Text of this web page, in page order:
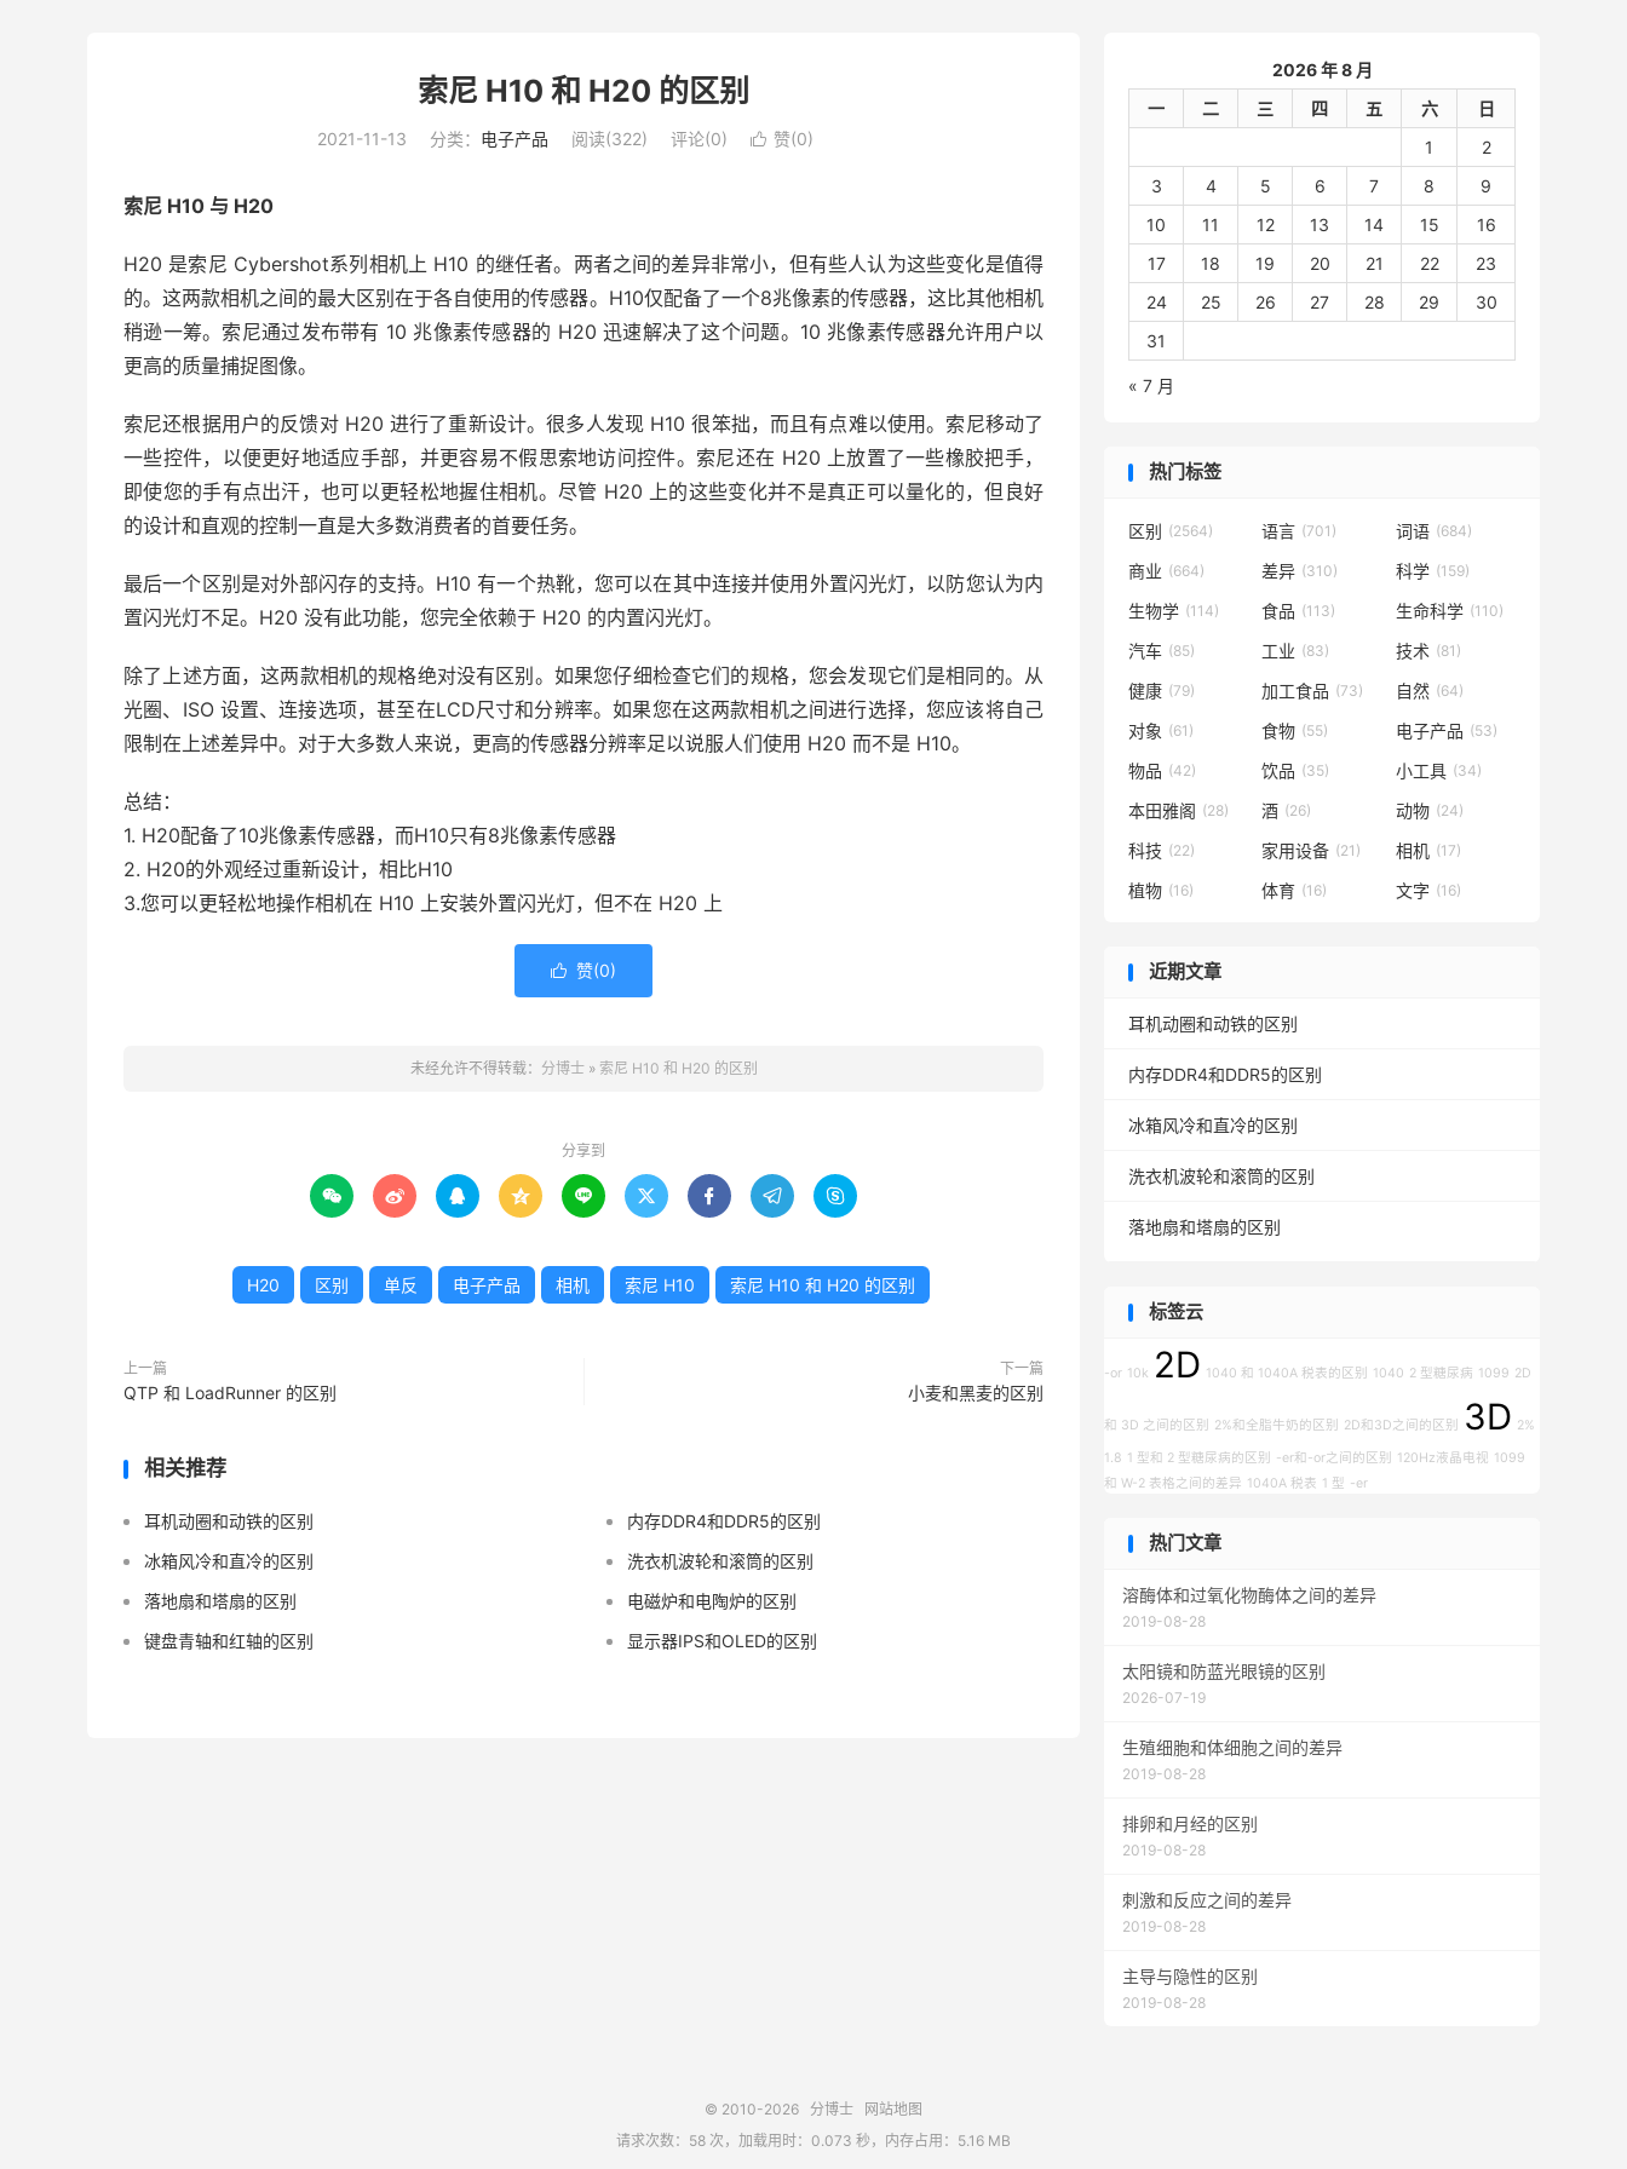
索尼 H10 和 H20 的区别
2021-11-13 分类： 电子产品 阅读(322) 评论(0)  赞(0)
索尼 H10 与 H20
H20 是索尼 Cyber​​shot系列相机上 H10 的继任者。两者之间的差异非常小，但有些人认为这些变化是值得
的。这两款相机之间的最大区别在于各自使用的传感器。H10仅配备了一个8兆像素的传感器，这比其他相机
稍逊一筹。索尼通过发布带有 10 兆像素传感器的 H20 迅速解决了这个问题。10 兆像素传感器允许用户以
更高的质量捕捉图像。
索尼还根据用户的反馈对 H20 进行了重新设计。很多人发现 H10 很笨拙，而且有点难以使用。索尼移动了
一些控件，以便更好地适应手部，并更容易不假思索地访问控件。索尼还在 H20 上放置了一些橡胶把手，
即使您的手有点出汗，也可以更轻松地握住相机。尽管 H20 上的这些变化并不是真正可以量化的，但良好
的设计和直观的控制一直是大多数消费者的首要任务。
最后一个区别是对外部闪存的支持。H10 有一个热靴，您可以在其中连接并使用外置闪光灯，以防您认为内
置闪光灯不足。H20 没有此功能，您完全依赖于 H20 的内置闪光灯。
除了上述方面，这两款相机的规格绝对没有区别。如果您仔细检查它们的规格，您会发现它们是相同的。从
光圈、ISO 设置、连接选项，甚至在LCD尺寸和分辨率。如果您在这两款相机之间进行选择，您应该将自己
限制在上述差异中。对于大多数人来说，更高的传感器分辨率足以说服人们使用 H20 而不是 H10。
总结：
1. H20配备了10兆像素传感器，而H10只有8兆像素传感器
2. H20的外观经过重新设计，相比H10
3.您可以更轻松地操作相机在 H10 上安装外置闪光灯，但不在 H20 上
 赞(0)
未经允许不得转载： 分博士» 索尼 H10 和 H20 的区别
分享到
        
H20 区别 单反 电子产品 相机 索尼 H10 索尼 H10 和 H20 的区别
上一篇
QTP 和 LoadRunner 的区别
下一篇
小麦和黑麦的区别
相关推荐
耳机动圈和动铁的区别
内存DDR4和DDR5的区别
冰箱风冷和直冷的区别
洗衣机波轮和滚筒的区别
落地扇和塔扇的区别
电磁炉和电陶炉的区别
键盘青轴和红轴的区别
显示器IPS和OLED的区别
2026 年 8 月
一
二 三 四 五 六
日
1
2
3
4 5 6 7 8
9
10
11 12 13 14 15
16
17
18 19 20 21 22
23
24
25 26 27 28 29
30
31
« 7 月
热门标签
区别 (2564) 语言 (701) 词语 (684)
商业 (664) 差异 (310) 科学 (159)
生物学 (114) 食品 (113) 生命科学 (110)
汽车 (85) 工业 (83) 技术 (81)
健康 (79) 加工食品 (73) 自然 (64)
对象 (61) 食物 (55) 电子产品 (53)
物品 (42) 饮品 (35) 小工具 (34)
本田雅阁 (28) 酒 (26) 动物 (24)
科技 (22) 家用设备 (21) 相机 (17)
植物 (16) 体育 (16) 文字 (16)
近期文章
耳机动圈和动铁的区别
内存DDR4和DDR5的区别
冰箱风冷和直冷的区别
洗衣机波轮和滚筒的区别
落地扇和塔扇的区别
标签云
-or 10k 2D 1040 和 1040A 税表的区别 1040 2 型糖尿病 1099 2D
和 3D 之间的区别 2%和全脂牛奶的区别 2D和3D之间的区别 3D 2%
1.8 1 型和 2 型糖尿病的区别 -er和-or之间的区别 120Hz液晶电视 1099
和 W-2 表格之间的差异 1040A 税表 1 型 -er
热门文章
溶酶体和过氧化物酶体之间的差异
2019-08-28
太阳镜和防蓝光眼镜的区别
2026-07-19
生殖细胞和体细胞之间的差异
2019-08-28
排卵和月经的区别
2019-08-28
刺激和反应之间的差异
2019-08-28
主导与隐性的区别
2019-08-28
© 2010-2026 分博士
网站地图
请求次数：58 次，加载用时：0.073 秒，内存占用：5.16 MB